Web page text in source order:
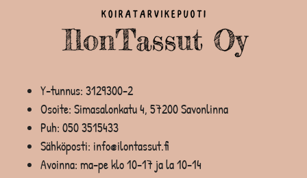
Y-tunnus: 3129300-2
Osoite: Simasalonkatu 4, 57200 Savonlinna
Puh: 050 3515433
Sähköposti: info@ilontassut.fi
Avoinna: ma-pe klo 10-17 ja la 10-14